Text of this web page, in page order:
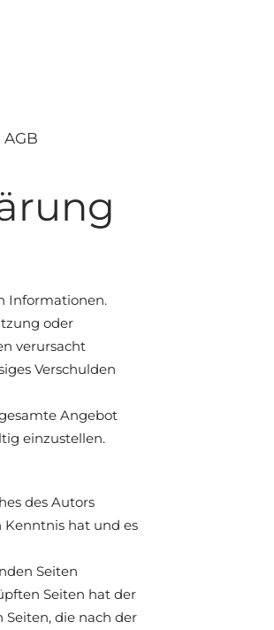
AGB
Informationen.
oder
verursacht
Verschulden
Angebot
einzustellen.
des Autors
hat und es
Seiten
Seiten hat der
die nach der